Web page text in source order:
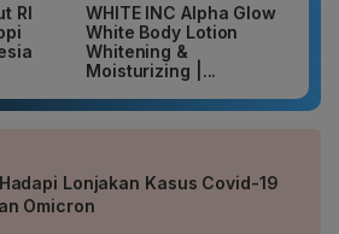
RI
WHITE INC Alpha Glow
White Body Lotion
Whitening &
Moisturizing |...
Lonjakan Kasus Covid-19
Omicron